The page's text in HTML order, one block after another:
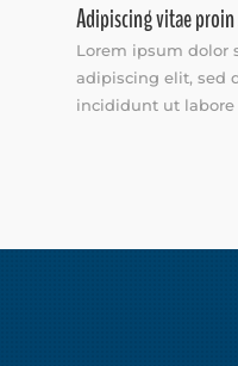
Adipiscing vitae
Lorem ipsum dolor
adipiscing elit, sed
incididunt ut labore